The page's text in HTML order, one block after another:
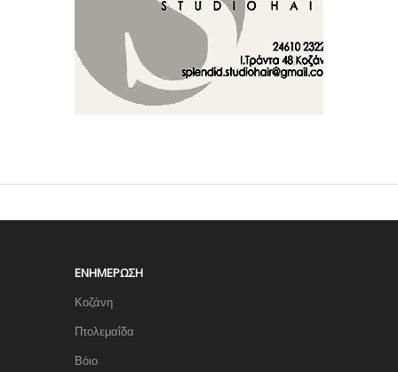
ΕΝΗΜΈΡΩΣΗ
Κοζάνη
Πτολεμαΐδα
Βόιο